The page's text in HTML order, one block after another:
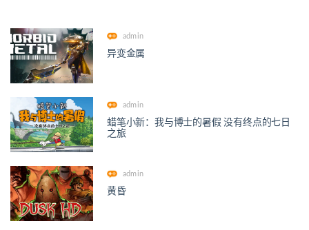
admin
异变金属
admin
蜡笔小新：我与博士的暑假 没有终点的七日
之旅
admin
黄昏